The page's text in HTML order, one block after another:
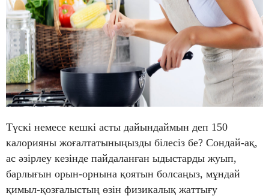
Түскі немесе кешкі асты дайындаймын деп 150
калорияны жоғалтатыныңызды білесіз бе? Сондай-ақ,
ас әзірлеу кезінде пайдаланған ыдыстарды жуып,
барлығын орын-орнына қоятын болсаңыз, мұндай
қимыл-қозғалыстың өзін физикалық жаттығу